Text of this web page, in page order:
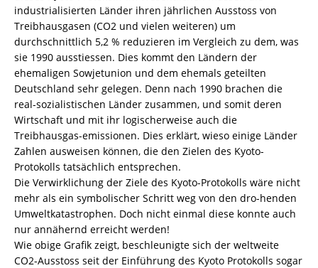
industrialisierten Länder ihren jährlichen Ausstoss von
Treibhausgasen (CO2 und vielen weiteren) um
durchschnittlich 5,2 % reduzieren im Vergleich zu dem, was
sie 1990 ausstiessen. Dies kommt den Ländern der
ehemaligen Sowjetunion und dem ehemals geteilten
Deutschland sehr gelegen. Denn nach 1990 brachen die
real-sozialistischen Länder zusammen, und somit deren
Wirtschaft und mit ihr logischerweise auch die
Treibhausgas-emissionen. Dies erklärt, wieso einige Länder
Zahlen ausweisen können, die den Zielen des Kyoto-
Protokolls tatsächlich entsprechen.
Die Verwirklichung der Ziele des Kyoto-Protokolls wäre nicht
mehr als ein symbolischer Schritt weg von den dro-henden
Umweltkatastrophen. Doch nicht einmal diese konnte auch
nur annähernd erreicht werden!
Wie obige Grafik zeigt, beschleunigte sich der weltweite
CO2-Ausstoss seit der Einführung des Kyoto Protokolls sogar